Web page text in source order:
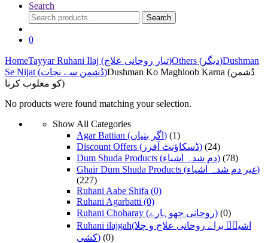
Search
Search
for:
Search
0
Home Tayyar Ruhani Ilaj (تیار روحانی علاج) Others (دیگر)Dushman
Se Nijat (دُشمن سے نجات)Dushman Ko Maghloob Karna (دُشمن
کو مغلوب کرنا)
No products were found matching your selection.
Show All Categories
Agar Battian (اگر بتیاں)
(1)
Discount Offers (ڈسکاؤنٹ آفرز)
(24)
Dum Shuda Products (دم شدہ اشیاء)
(78)
Ghair Dum Shuda Products (غیر دم شدہ اشیاء)
(227)
Ruhani Aabe Shifa (0)
Ruhani Agarbatti (0)
Ruhani Choharay (روحانی چھوہارے)
(0)
Ruhani ilajgah(اشیاؑ براے روحانی علاج و چلا
کشی)
(0)